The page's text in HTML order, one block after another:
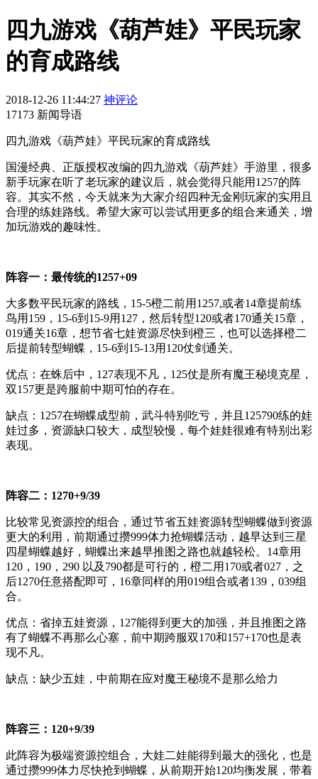
四九游戏《葫芦娃》平民玩家
的育成路线
2018-12-26 11:44:27 神评论
17173 新闻导语
四九游戏《葫芦娃》平民玩家的育成路线
国漫经典、正版授权改编的四九游戏《葫芦娃》手游里，很多
新手玩家在听了老玩家的建议后，就会觉得只能用1257的阵
容。其实不然，今天就来为大家介绍四种无金刚玩家的实用且
合理的练娃路线。希望大家可以尝试用更多的组合来通关，增
加玩游戏的趣味性。
阵容一：最传统的1257+09
大多数平民玩家的路线，15-5橙二前用1257,或者14章提前练
鸟用159，15-6到15-9用127，然后转型120或者170通关15章，
019通关16章，想节省七娃资源尽快到橙三，也可以选择橙二
后提前转型蝴蝶，15-6到15-13用120仗剑通关。
优点：在蛛后中，127表现不凡，125仗是所有魔王秘境克星，
双157更是跨服前中期可怕的存在。
缺点：1257在蝴蝶成型前，武斗特别吃亏，并且125790练的娃
娃过多，资源缺口较大，成型较慢，每个娃娃很难有特别出彩
表现。
阵容二：1270+9/39
比较常见资源控的组合，通过节省五娃资源转型蝴蝶做到资源
更大的利用，前期通过攒999体力抢蝴蝶活动，越早达到三星
四星蝴蝶越好，蝴蝶出来越早推图之路也就越轻松。14章用
120，190，290 以及790都是可行的，橙二用170或者027，之
后1270任意搭配即可，16章同样的用019组合或者139，039组
合。
优点：省掉五娃资源，127能得到更大的加强，并且推图之路
有了蝴蝶不再那么心塞，前中期跨服双170和157+170也是表
现不凡。
缺点：缺少五娃，中前期在应对魔王秘境不是那么给力
阵容三：120+9/39
此阵容为极端资源控组合，大娃二娃能得到最大的强化，也是
通过攒999体力尽快抢到蝴蝶，从前期开始120均衡发展，带着